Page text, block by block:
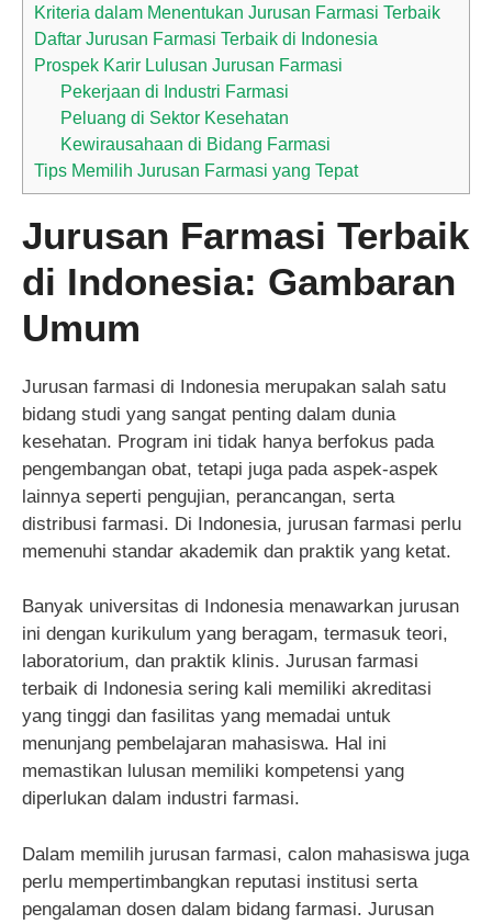
Kriteria dalam Menentukan Jurusan Farmasi Terbaik
Daftar Jurusan Farmasi Terbaik di Indonesia
Prospek Karir Lulusan Jurusan Farmasi
Pekerjaan di Industri Farmasi
Peluang di Sektor Kesehatan
Kewirausahaan di Bidang Farmasi
Tips Memilih Jurusan Farmasi yang Tepat
Jurusan Farmasi Terbaik
di Indonesia: Gambaran
Umum
Jurusan farmasi di Indonesia merupakan salah satu
bidang studi yang sangat penting dalam dunia
kesehatan. Program ini tidak hanya berfokus pada
pengembangan obat, tetapi juga pada aspek-aspek
lainnya seperti pengujian, perancangan, serta
distribusi farmasi. Di Indonesia, jurusan farmasi perlu
memenuhi standar akademik dan praktik yang ketat.
Banyak universitas di Indonesia menawarkan jurusan
ini dengan kurikulum yang beragam, termasuk teori,
laboratorium, dan praktik klinis. Jurusan farmasi
terbaik di Indonesia sering kali memiliki akreditasi
yang tinggi dan fasilitas yang memadai untuk
menunjang pembelajaran mahasiswa. Hal ini
memastikan lulusan memiliki kompetensi yang
diperlukan dalam industri farmasi.
Dalam memilih jurusan farmasi, calon mahasiswa juga
perlu mempertimbangkan reputasi institusi serta
pengalaman dosen dalam bidang farmasi. Jurusan